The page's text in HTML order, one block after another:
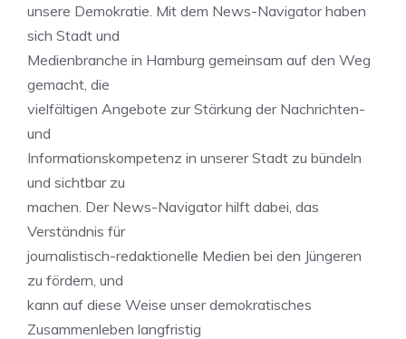
unsere Demokratie. Mit dem News-Navigator haben
sich Stadt und
Medienbranche in Hamburg gemeinsam auf den Weg
gemacht, die
vielfältigen Angebote zur Stärkung der Nachrichten-
und
Informationskompetenz in unserer Stadt zu bündeln
und sichtbar zu
machen. Der News-Navigator hilft dabei, das
Verständnis für
journalistisch-redaktionelle Medien bei den Jüngeren
zu fördern, und
kann auf diese Weise unser demokratisches
Zusammenleben langfristig